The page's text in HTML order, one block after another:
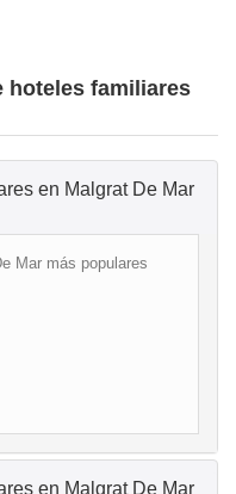
hoteles familiares
Mar más populares